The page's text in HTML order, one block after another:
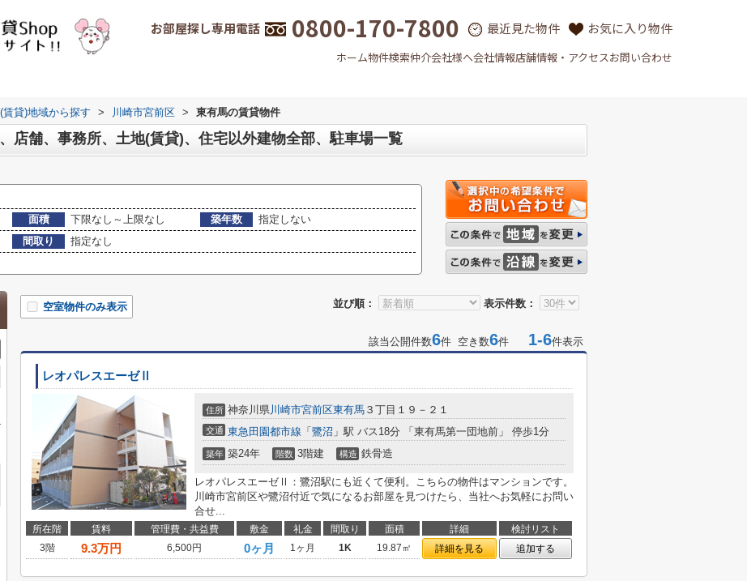
お部屋探し専用電話 0800-170-7800 最近見た物件 お気に入り物件
ホーム物件検索仲介会社様へ会社情報店舗情報・アクセスお問い合わせ
(賃貸)地域から探す > 川崎市宮前区 > 東有馬の賃貸物件
店舗、事務所、土地(賃貸)、住宅以外建物全部、駐車場一覧
面積 下限なし～上限なし 築年数
指定しない
間取り
指定なし
並び順： 表示件数：
空室物件のみ表示
該当公開件数6件 空き数6件 1-6件表示
レオパレスエーゼⅡ
住所 神奈川県川崎市宮前区東有馬 ３丁目１９－２１
交通 東急田園都市線 「 鷺沼 」駅 バス18分 「東有馬第一団地前」 停歩1分
築年 築24年 階数 3階建 構造 鉄骨造
レオパレスエーゼⅡ：鷺沼駅にも近くて便利。こちらの物件はマンションです。
川崎市宮前区や鷺沼付近で気になるお部屋を見つけたら、当社へお気軽にお問い
合せ...
所在階 賃料 管理費・共益費 敷金 礼金 間取り 面積 詳細
検討リスト
3階
9.3万円 6,500円 0ヶ月 1ヶ月 1K 19.87㎡ 詳細を見る 追加する